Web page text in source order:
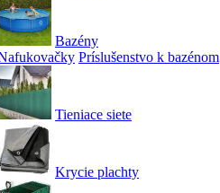
Bazény
Príslušenstvo k bazénom
Tieniace siete
Krycie plachty